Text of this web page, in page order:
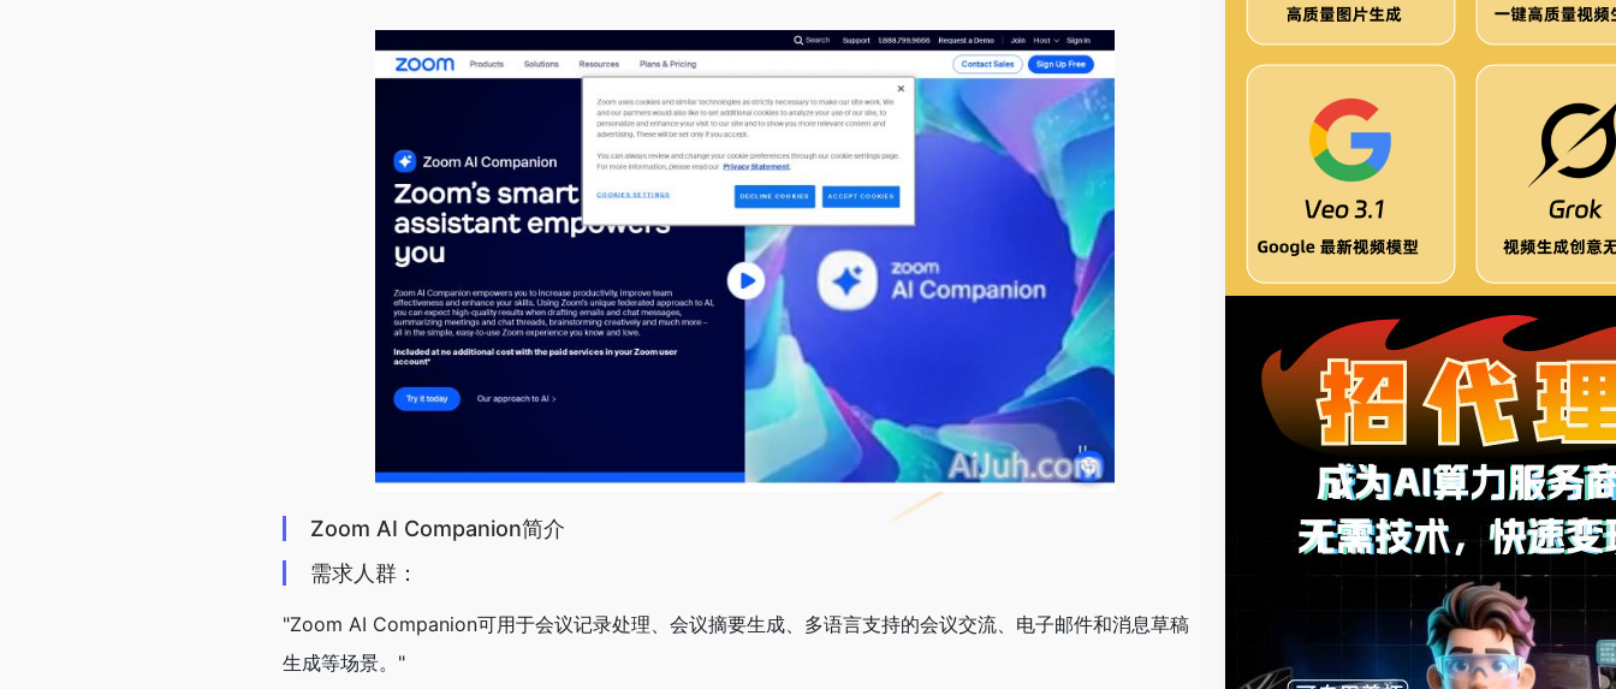
Zoom AI Companion简介
需求人群：
"Zoom AI Companion可用于会议记录处理、会议摘要生成、多语言支持的会议交流、电子邮件和消息草稿
生成等场景。"